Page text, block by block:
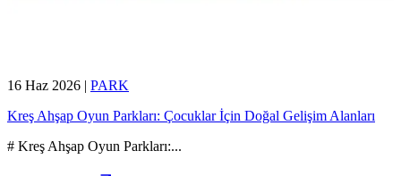
16 Haz 2026 | PARK
Kreş Ahşap Oyun Parkları: Çocuklar İçin Doğal Gelişim Alanları
# Kreş Ahşap Oyun Parkları:...